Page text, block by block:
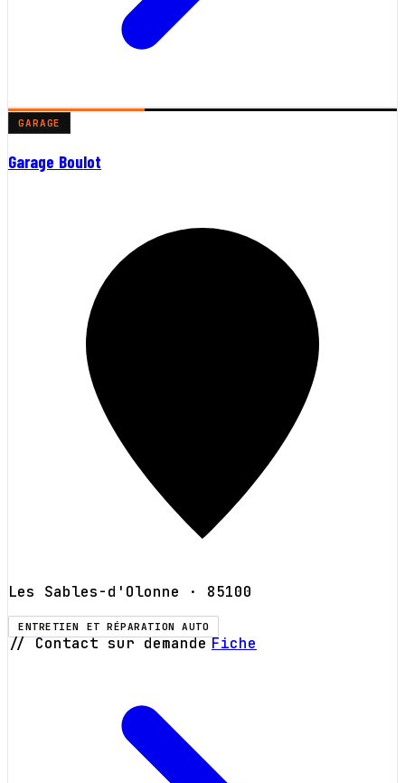
GARAGE
Garage Boulot
Les Sables-d'Olonne · 85100
ENTRETIEN ET RÉPARATION AUTO
// Contact sur demande Fiche